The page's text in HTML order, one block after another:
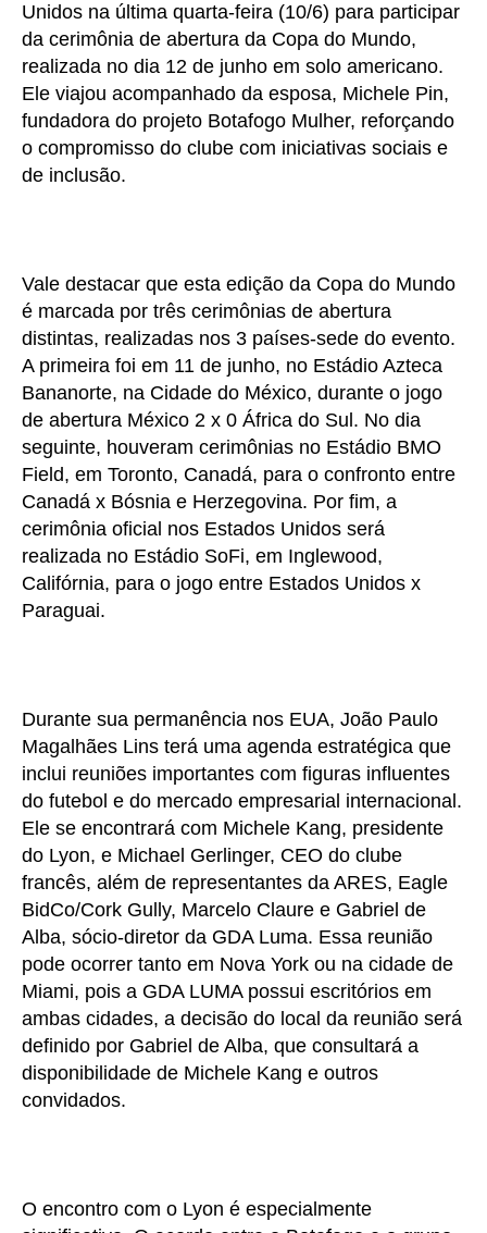
Unidos na última quarta-feira (10/6) para participar
da cerimônia de abertura da Copa do Mundo,
realizada no dia 12 de junho em solo americano.
Ele viajou acompanhado da esposa, Michele Pin,
fundadora do projeto Botafogo Mulher, reforçando
o compromisso do clube com iniciativas sociais e
de inclusão.
Vale destacar que esta edição da Copa do Mundo
é marcada por três cerimônias de abertura
distintas, realizadas nos 3 países-sede do evento.
A primeira foi em 11 de junho, no Estádio Azteca
Bananorte, na Cidade do México, durante o jogo
de abertura México 2 x 0 África do Sul. No dia
seguinte, houveram cerimônias no Estádio BMO
Field, em Toronto, Canadá, para o confronto entre
Canadá x Bósnia e Herzegovina. Por fim, a
cerimônia oficial nos Estados Unidos será
realizada no Estádio SoFi, em Inglewood,
Califórnia, para o jogo entre Estados Unidos x
Paraguai.
Durante sua permanência nos EUA, João Paulo
Magalhães Lins terá uma agenda estratégica que
inclui reuniões importantes com figuras influentes
do futebol e do mercado empresarial internacional.
Ele se encontrará com Michele Kang, presidente
do Lyon, e Michael Gerlinger, CEO do clube
francês, além de representantes da ARES, Eagle
BidCo/Cork Gully, Marcelo Claure e Gabriel de
Alba, sócio-diretor da GDA Luma. Essa reunião
pode ocorrer tanto em Nova York ou na cidade de
Miami, pois a GDA LUMA possui escritórios em
ambas cidades, a decisão do local da reunião será
definido por Gabriel de Alba, que consultará a
disponibilidade de Michele Kang e outros
convidados.
O encontro com o Lyon é especialmente